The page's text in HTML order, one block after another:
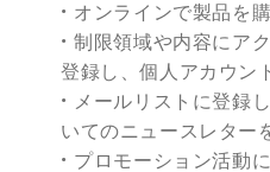
• オンラインで製品を
• 制限領域や内容にア
登録し、個人アカウン
• メールリストに登録
いてのニュースレター
• プロモーション活動